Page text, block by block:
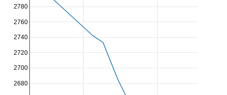
2680
2700
2720
2740
2760
2780